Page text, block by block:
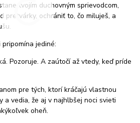
tvojím duchovným sprievodcom,
pretvárky, ochrániť to, čo miluješ, a
jediné:
Pozoruje. A zaútočí až vtedy, keď príde
pre tých, ktorí kráčajú vlastnou
a vedia, že aj v najhlbšej noci svieti
oheň.